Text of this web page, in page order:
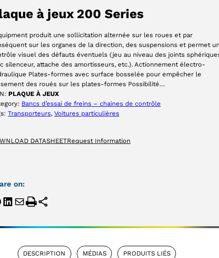
à jeux 200 Series
produit une sollicitation alternée sur les roues et par
sur les organes de la direction, des suspensions et permet
visuel des défauts éventuels (jeu au niveau des joints
silenceur, attache des amortisseurs, etc.). Actionnement électro-
Plates-formes avec surface bosselée pour empêcher le
des roués sur les plates-formes Possibilité…
PLAQUE À JEUX
Bancs d’essai de freins – chaines de contrôle
Transporteurs, Voitures particulières
DATASHEETRequest Information
on:
DESCRIPTION MÉDIAS PRODUITS LIÉS